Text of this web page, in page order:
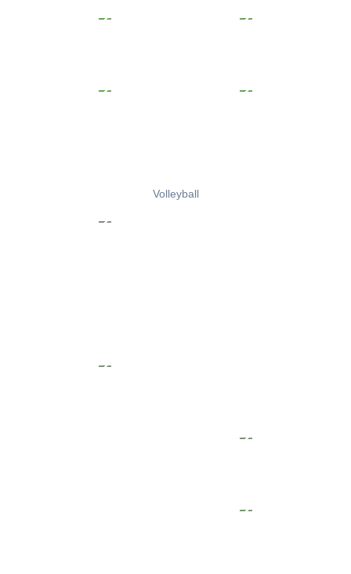
Volleyball